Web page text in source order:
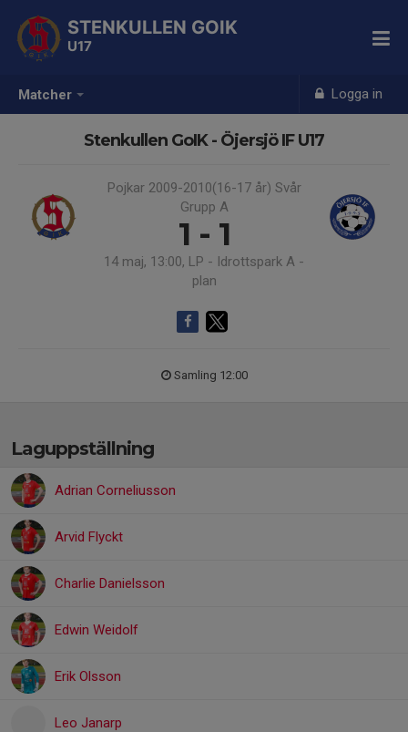
Matcher Logga in
STENKULLEN GOIK
U17
Stenkullen GoIK - Öjersjö IF U17
Pojkar 2009-2010(16-17 år) Svår
Grupp A
1 - 1
14 maj, 13:00, LP - Idrottspark A -
plan
Samling 12:00
Laguppställning
Adrian Corneliusson
Arvid Flyckt
Charlie Danielsson
Edwin Weidolf
Erik Olsson
Leo Janarp